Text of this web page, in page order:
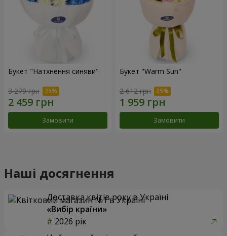
Букет "Натхнення синяви"
3 279 грн
Замовити
Букет "Warm Sun"
2 612 грн
Замовити
Наші досягнення
Доставка квітів року в Україні
«Вибір країни»
2026 рік